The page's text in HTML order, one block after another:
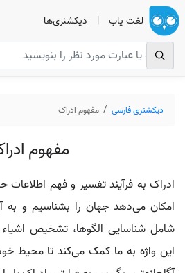
لغت یاب | دیکشنری‌ها
دیکشنری فارسی مفهوم ادراک
مفهوم
ادراک به فرآیند تفسیر و فهم
امکان می‌دهد جهان را بشناسیم و به
شامل شناسایی الگوها، تشخیص
این واژه به ما کمک می‌کند تا محیط